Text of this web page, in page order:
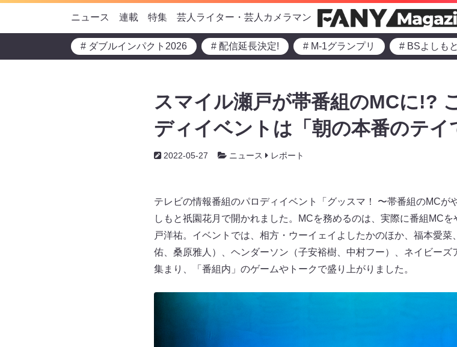
ニュース 連載 特集 芸人ライター・芸人カメラマン
# ダブルインパクト2026 # 配信延長決定! # M-1グランプリ # BSよしもと
スマイル瀬戸が帯番組のMCに!?
ディイベントは「朝の本番のテイ
2022-05-27 ニュース レポート
テレビの情報番組のパロディイベント「グッスマ！ 〜帯番組のMCが
しもと祇園花月で開かれました。MCを務めるのは、実際に番組MC
戸洋祐。イベントでは、相方・ウーイェイよしたかのほか、福本愛
佑、桑原雅人）、ヘンダーソン（子安裕樹、中村フー）、ネイビー
集まり、「番組内」のゲームやトークで盛り上がりました。